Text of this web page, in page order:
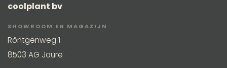
coolplant bv
SHOWROOM EN MAGAZIJN
Röntgenweg 1
8503 AG Joure